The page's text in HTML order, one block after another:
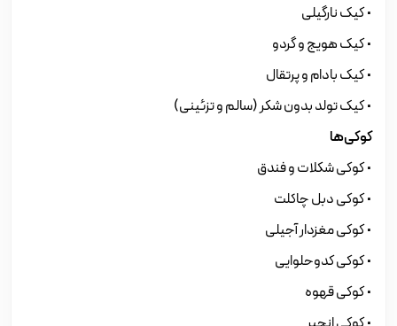
• کیک نارگیلی
• کیک هویج و گردو
• کیک بادام و پرتقال
• کیک تولد بدون شکر (سالم و تزئینی)
کوکی‌ها
• کوکی شکلات و فندق
• کوکی دبل چاکلت
• کوکی مغزدار آجیلی
• کوکی کدوحلوایی
• کوکی قهوه